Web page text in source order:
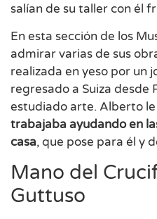
salían de su taller con él
En esta sección de los
admirar varias de sus
realizada en yeso por un
regresado a Suiza desde
estudiado arte. Alberto
trabajaba ayudando en
casa, que pose para él y
Mano del
Guttuso